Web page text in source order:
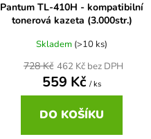
Pantum TL-410H - kompatibilní
tonerová kazeta (3.000str.)
Skladem (>10 ks)
462 Kč bez DPH
559 Kč / ks
728 Kč
DO KOŠÍKU